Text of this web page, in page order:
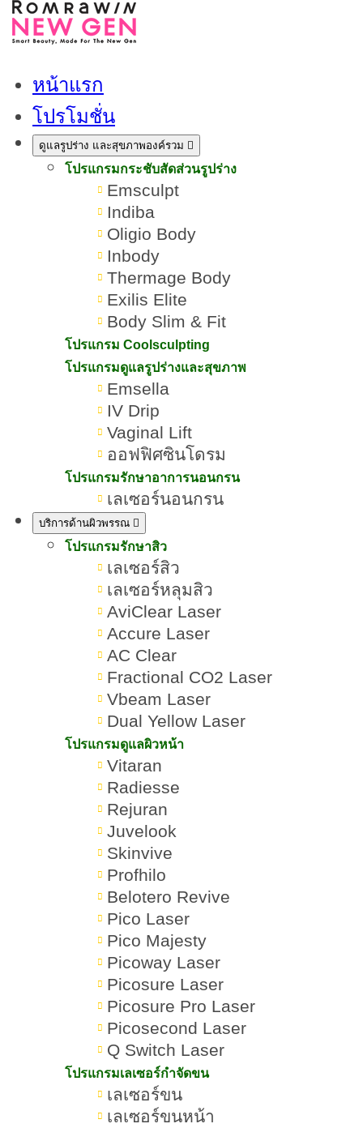
หน้าแรก
โปรโมชั่น
ดูแลรูปร่าง และสุขภาพองค์รวม
โปรแกรมกระชับสัดส่วนรูปร่าง
Emsculpt
Indiba
Oligio Body
Inbody
Thermage Body
Exilis Elite
Body Slim & Fit
โปรแกรม Coolsculpting
โปรแกรมดูแลรูปร่างและสุขภาพ
Emsella
IV Drip
Vaginal Lift
ออฟฟิศซินโดรม
โปรแกรมรักษาอาการนอนกรน
เลเซอร์นอนกรน
บริการด้านผิวพรรณ
โปรแกรมรักษาสิว
เลเซอร์สิว
เลเซอร์หลุมสิว
AviClear Laser
Accure Laser
AC Clear
Fractional CO2 Laser
Vbeam Laser
Dual Yellow Laser
โปรแกรมดูแลผิวหน้า
Vitaran
Radiesse
Rejuran
Juvelook
Skinvive
Profhilo
Belotero Revive
Pico Laser
Pico Majesty
Picoway Laser
Picosure Laser
Picosure Pro Laser
Picosecond Laser
Q Switch Laser
โปรแกรมเลเซอร์กำจัดขน
เลเซอร์ขน
เลเซอร์ขนหน้า
โปรแกรมฉีดฟิลเลอร์ปากยี่ห้อ
ไหนดี? ใช้กี่ CC ถึงจะสวยเป๊ะ
ดูเป็นธรรมชาติ
ทีมผู้เชี่ยวชาญ ROMRAWIN CLINIC
ฟิลเลอร์ปากยี่ห้อไหนดี
»
โปรแกรม
ฉีดฟิลเลอ
ร์
»
ควรใช้กี่ CC พิจารณา
อะไรบ้าง